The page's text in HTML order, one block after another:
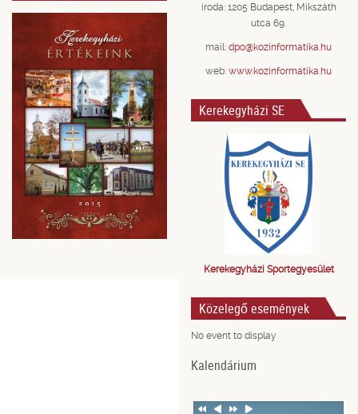
iroda: 1205 Budapest, Mikszáth
utca 69.
mail: dpo@kozinformatika.hu
web: www.kozinformatika.hu
Kerekegyházi SE
Kerekegyházi Sportegyesület
Közelegő események
No event to display
Kalendárium
Previous
Previous
NextNext